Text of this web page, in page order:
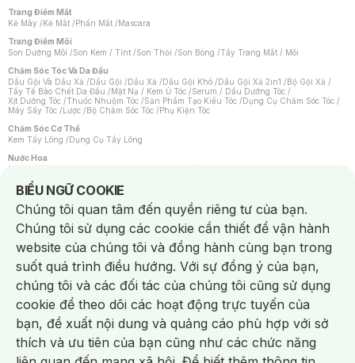
Trang Điểm Mắt
Kẻ Mày /Kẻ Mắt /Phấn Mắt /Mascara
Trang Điểm Môi
Son Dưỡng Môi /Son Kem / Tint /Son Thỏi /Son Bóng /Tẩy Trang Mắt / Môi
Chăm Sóc Tóc Và Da Đầu
Dầu Gội Và Dầu Xả /Dầu Gội /Dầu Xả /Dầu Gội Khô /Dầu Gội Xả 2in1 /Bộ Gội Xả /
Tẩy Tế Bào Chết Da Đầu /Mặt Nạ / Kem Ủ Tóc /Serum / Dầu Dưỡng Tóc /
Xịt Dưỡng Tóc /Thuốc Nhuộm Tóc /Sản Phẩm Tạo Kiểu Tóc /Dụng Cụ Chăm Sóc Tóc /
Máy Sấy Tóc /Lược /Bộ Chăm Sóc Tóc /Phụ Kiện Tóc
Chăm Sóc Cơ Thể
Kem Tẩy Lông /Dụng Cụ Tẩy Lông
Nước Hoa
Nước Hoa Nữ
Chăm Sóc Cá Nhân
Chống Muỗi /Khẩu Trang /Máy Massage/Mặt Nạ Xông Hơi /Nước Rửa Tay/
Sản Phẩm Chăm Sóc Khác /Bàn Chải Đánh Răng /Bàn Chải Điện/
Hỗ Trợ Trắng Răng/Kem Đánh Răng /Máy Tăm Nước/ Nước Súc Miệng/
Tăm / Chỉ Nha Khoa/ Xịt Thơm Miệng / Dung Dịch Vệ Sinh/Dưỡng Vùng Kín/
Khăn Ướt Vệ Sinh Vùng Kín/Băng Vệ Sinh/Tampon/Bọt Cạo Râu /Dao Cạo Râu/
Máy Cạo Râu
Vấn Đề Về Da
Da Dầu / Lỗ Chân Lông To/ Da Khô / Mất Nước/ Da Lão Hóa/ Da Mụn/
Da Nhạy Cảm / Kích Ứng
Da Xỉn Màu Thâm / Nám / Tàn Nhang
Quầng Thâm & Bọng Mắt /Sẹo /Viêm Da Cơ Địa
Dụng Cụ / Phụ Kiện Chăm Sóc Da
Bông Tẩy Trang
Khăn Lau Mặt Khô Dụng Cụ / Máy Rửa Mặt Máy Chăm Sóc Da
Dụng Cụ Chăm Sóc Khác
BIỂU NGỮ COOKIE
Notice about cookies usage
Chúng tôi quan tâm đến quyền riêng tư của bạn.
Chúng tôi sử dụng các cookie cần thiết để vận hành
website của chúng tôi và đồng hành cùng bạn trong
suốt quá trình điều hướng. Với sự đồng ý của bạn,
chúng tôi và các đối tác của chúng tôi cũng sử dụng
cookie để theo dõi các hoạt động trực tuyến của
bạn, đề xuất nội dung và quảng cáo phù hợp với sở
thích và ưu tiên của bạn cũng như các chức năng